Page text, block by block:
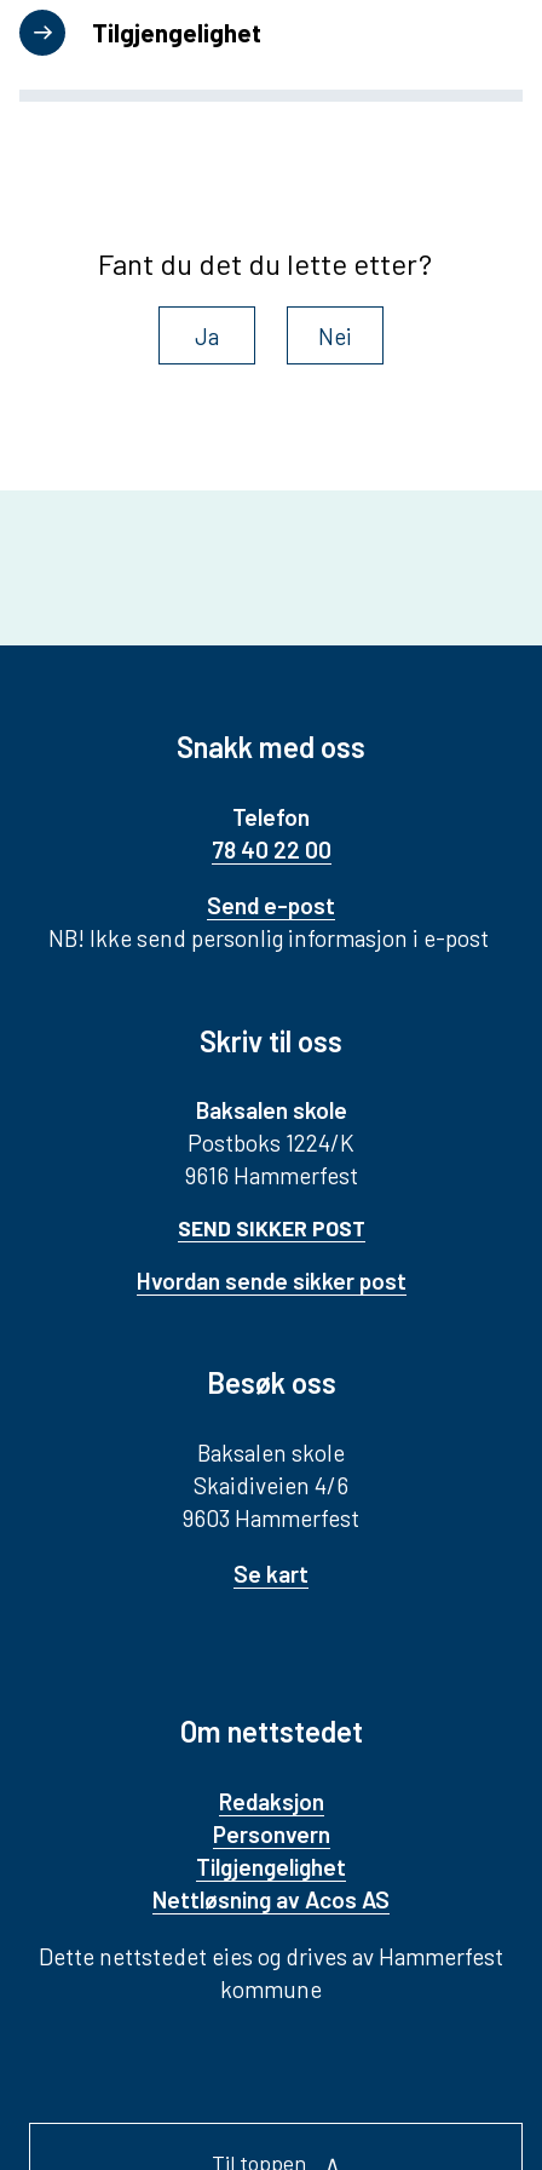
Tilgjengelighet
Fant du det du lette etter?
Ja Nei
Snakk med oss
Telefon
78 40 22 00
Send e-post
NB! Ikke send personlig informasjon i e-post
Skriv til oss
Baksalen skole
Postboks 1224/K
9616 Hammerfest
SEND SIKKER POST
Hvordan sende sikker post
Besøk oss
Baksalen skole
Skaidiveien 4/6
9603 Hammerfest
Se kart
Om nettstedet
Redaksjon
Personvern
Tilgjengelighet
Nettløsning av Acos AS
Dette nettstedet eies og drives av Hammerfest
kommune
Til toppen